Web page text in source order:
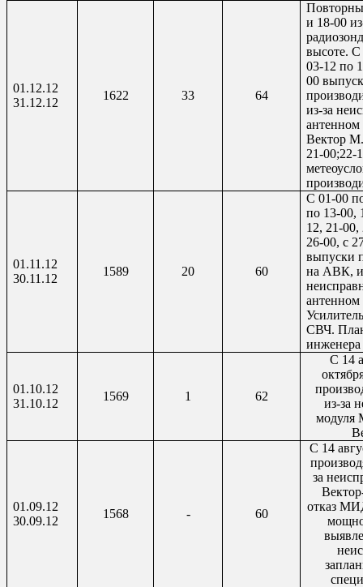
01.12.12
31.12.12
1622 33 64
и 18-00
высоте. С
03-12 по
00
из-за
Вектор
21-00;22-
01.11.12
30.11.12
1589 20 60
С 01-00
по 13-00,
12, 21-00,
26-00, с
выпуски
на АВК,
антенном
СВЧ.
01.10.12
31.10.12
1569 1 62
С 14
из-за
01.09.12
30.09.12
1568 - 60
С 14
за
отказ